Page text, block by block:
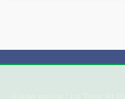
Siège social : La Tour St